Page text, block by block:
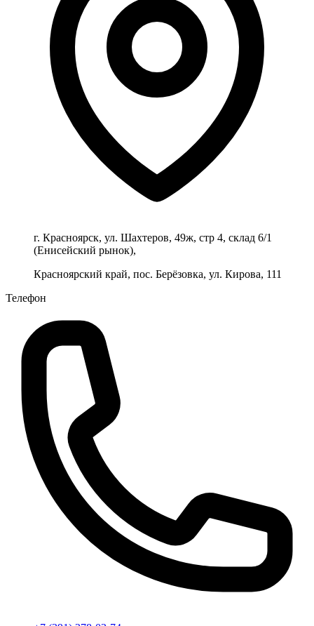
г. Красноярск, ул. Шахтеров, 49ж, стр 4, склад 6/1
(Енисейский рынок),
Красноярский край, пос. Берёзовка, ул. Кирова, 111
Телефон